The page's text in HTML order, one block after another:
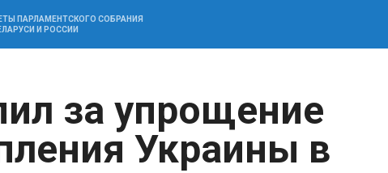
ПАРЛАМЕНТСКОГО СОБРАНИЯ
И РОССИИ
за упрощение
Украины в